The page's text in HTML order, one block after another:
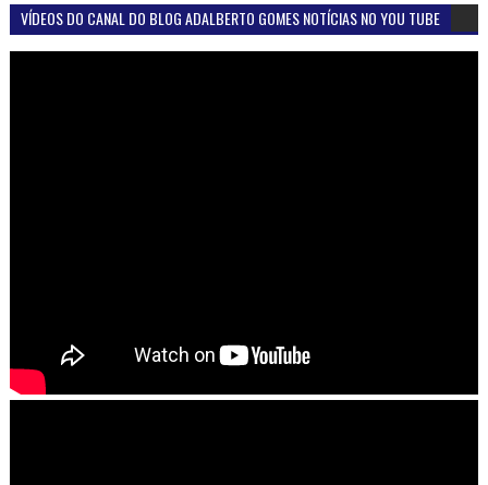
VÍDEOS DO CANAL DO BLOG ADALBERTO GOMES NOTÍCIAS NO YOU TUBE